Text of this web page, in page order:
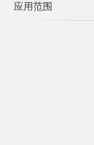
应用范围